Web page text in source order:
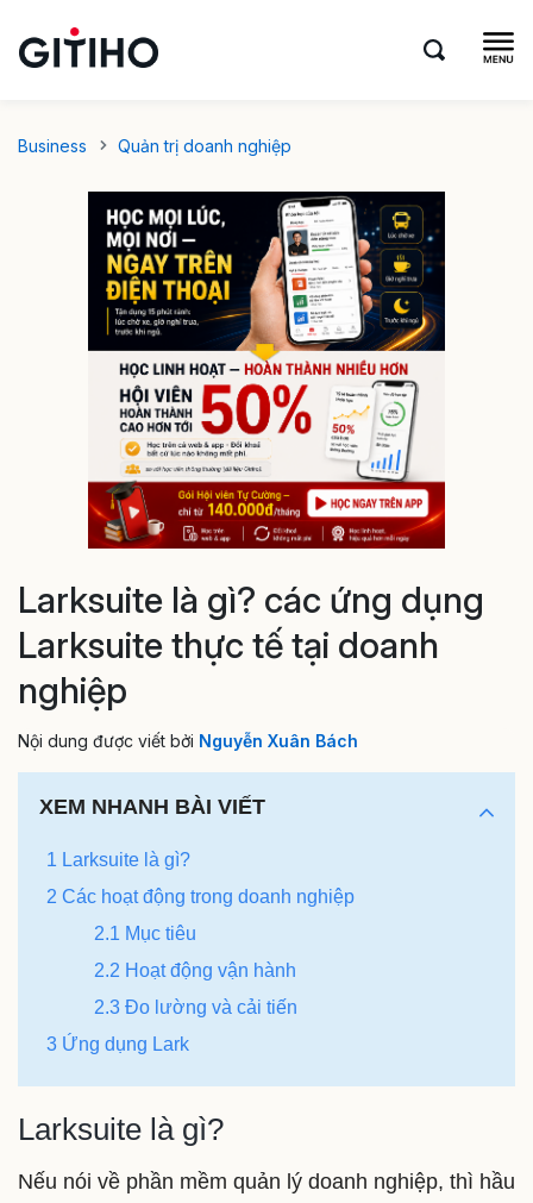
Business Quản trị doanh nghiệp
Larksuite là gì? các ứng dụng
Larksuite thực tế tại doanh
nghiệp
Nội dung được viết bởi Nguyễn Xuân Bách
XEM NHANH BÀI VIẾT
1 Larksuite là gì?
2 Các hoạt động trong doanh nghiệp
2.1 Mục tiêu
2.2 Hoạt động vận hành
2.3 Đo lường và cải tiến
3 Ứng dụng Lark
Larksuite là gì?
Nếu nói về phần mềm quản lý doanh nghiệp, thì hầu